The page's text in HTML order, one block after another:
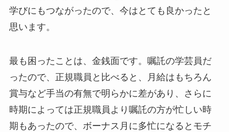
学びにもつながったので、今はとても良かったと
思います。
最も困ったことは、金銭面です。嘱託の学芸員だ
ったので、正規職員と比べると、月給はもちろん
賞与など手当の有無で明らかに差があり、さらに
時期によっては正規職員より嘱託の方が忙しい時
期もあったので、ボーナス月に多忙になるとモチ